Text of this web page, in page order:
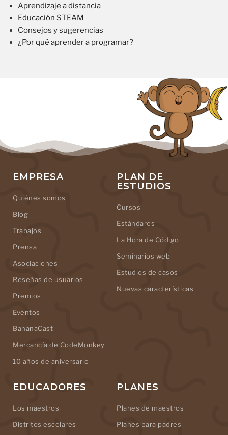
Aprendizaje a distancia
Educación STEAM
Consejos y sugerencias
¿Por qué aprender a programar?
EMPRESA
Quiénes somos
Blog
Trabajos
Prensa
Asociaciones
Reseñas de usuarios
Premios
Eventos
BananaCast
Mercancía de CodeMonkey
10 años de aniversario
PLAN DE
ESTUDIOS
Cursos
Estándares
La Hora de Código
Seminarios web
Estudios de casos
Nuevas características
EDUCADORES
Los maestros
Distritos escolares
PLANES
Planes de maestros
Planes para padres